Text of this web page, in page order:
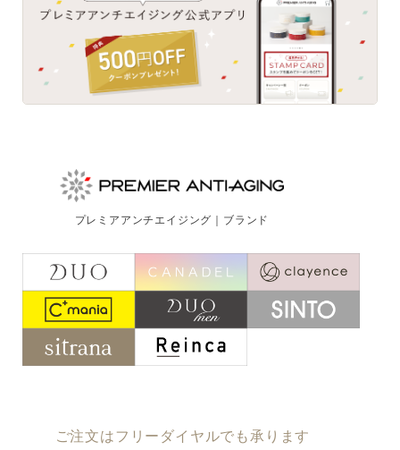
フォームでのお問合わせはこちら
プレミアアンチエイジング｜ブランド
ご注文はフリーダイヤルでも承ります